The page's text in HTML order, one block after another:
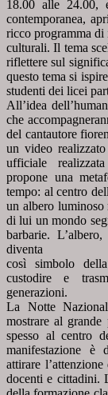
18.00 alle 24.00,
contemporanea,
ricco programma
culturali. Il tema
riflettere sul
questo tema si
studenti dei licei
All’idea
che
del cantautore
un video
ufficiale
propone una
tempo: al centro
un albero luminoso
di lui un mondo
barbarie.
diventa
così simbolo
custodire e
generazioni.
La Notte
mostrare al
spesso al centro
manifestazione è
attirare
docenti e cittadini.